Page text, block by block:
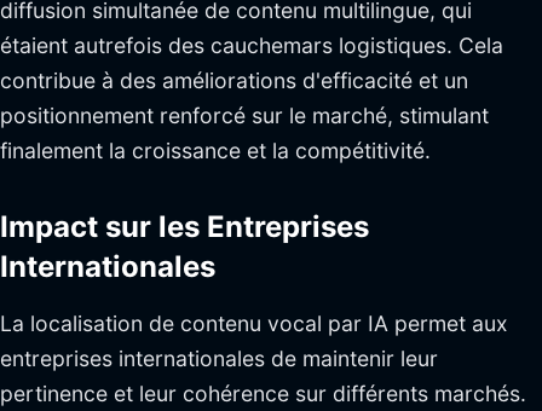
diffusion simultanée de contenu multilingue, qui
étaient autrefois des cauchemars logistiques. Cela
contribue à des améliorations d'efficacité et un
positionnement renforcé sur le marché, stimulant
finalement la croissance et la compétitivité.
Impact sur les Entreprises
Internationales
La localisation de contenu vocal par IA permet aux
entreprises internationales de maintenir leur
pertinence et leur cohérence sur différents marchés.